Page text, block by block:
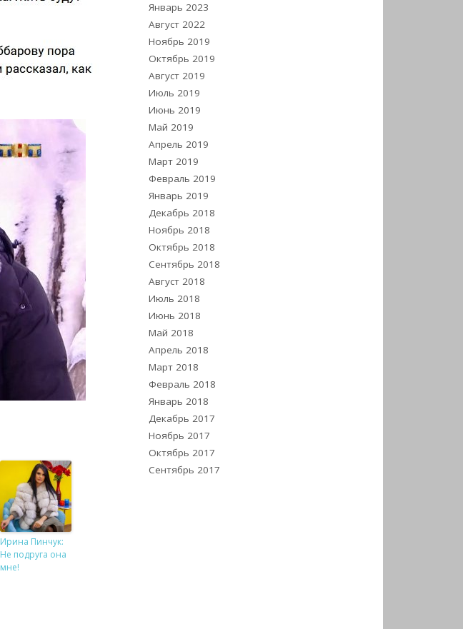
Ирина Пинчук:
Не подруга она
мне!
Январь 2023
Август 2022
Ноябрь 2019
Октябрь 2019
Август 2019
Июль 2019
Июнь 2019
Май 2019
Апрель 2019
Март 2019
Февраль 2019
Январь 2019
Декабрь 2018
Ноябрь 2018
Октябрь 2018
Сентябрь 2018
Август 2018
Июль 2018
Июнь 2018
Май 2018
Апрель 2018
Март 2018
Февраль 2018
Январь 2018
Декабрь 2017
Ноябрь 2017
Октябрь 2017
Сентябрь 2017